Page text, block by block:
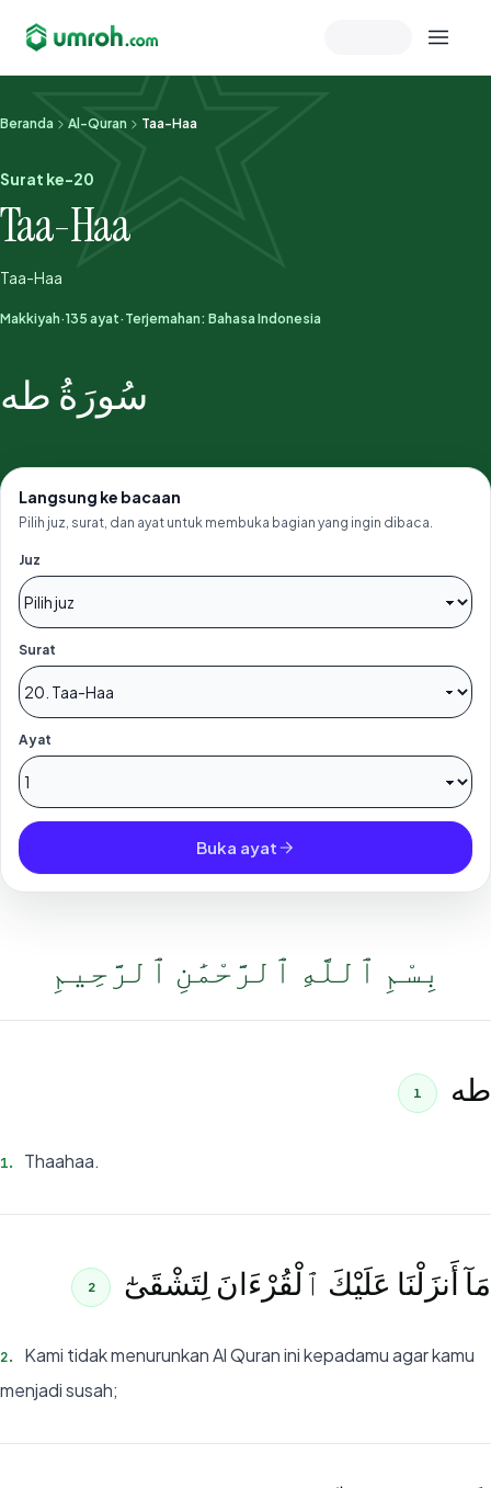
Memeriksa sesi akun
Beranda Al-Quran Taa-Haa
Surat ke-20
Taa-Haa
Taa-Haa
Makkiyah·135 ayat· Terjemahan: Bahasa Indonesia
سُورَةُ طه
Langsung ke bacaan
Pilih juz, surat, dan ayat untuk membuka bagian yang ingin dibaca.
Juz
Surat
Ayat
Buka ayat
بِسْمِ ٱللَّهِ ٱلرَّحْمَٰنِ ٱلرَّحِيمِ
طه 1
1. Thaahaa.
مَآ أَنزَلْنَا عَلَيْكَ ٱلْقُرْءَانَ لِتَشْقَىٰٓ 2
2.
Kami tidak menurunkan Al Quran ini kepadamu agar kamu
menjadi susah;